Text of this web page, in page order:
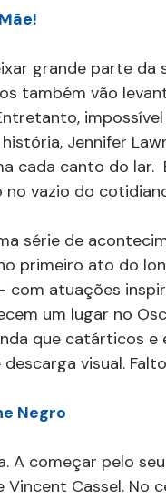
grande parte da
também vão
Jennifer
cada canto do lar.
vazio do
série de
primeiro ato do
com atuações
um lugar no
que catárticos e
visual.
Negro
A começar pelo
Cassel. No